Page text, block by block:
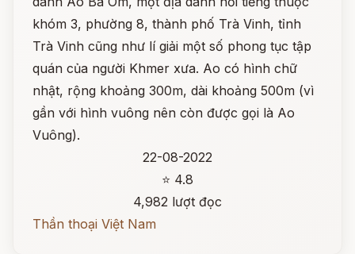
khóm 3, phường 8, thành phố Trà Vinh, tỉnh
Trà Vinh cũng như lí giải một số phong tục tập
quán của người Khmer xưa. Ao có hình chữ
nhật, rộng khoảng 300m, dài khoảng 500m (vì
gần với hình vuông nên còn được gọi là Ao
Vuông).
22-08-2022
⭐ 4.8
4,982 lượt đọc
Thần thoại Việt Nam